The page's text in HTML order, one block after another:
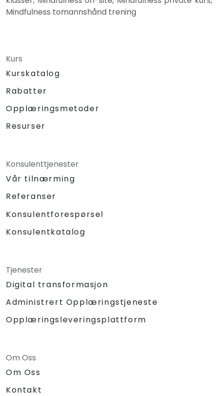
Mindfulness tomannshånd trening
Kurs
Kurskatalog
Rabatter
Opplæringsmetoder
Resurser
Konsulenttjenester
Vår tilnærming
Referanser
Konsulentforespørsel
Konsulentkatalog
Tjenester
Digital transformasjon
Administrert Opplæringstjeneste
Opplæringsleveringsplattform
Om Oss
Om Oss
Kontakt